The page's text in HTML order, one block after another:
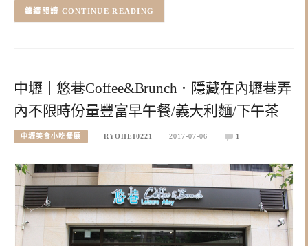
CONTINUE READING
中壢｜悠巷Coffee&Brunch．隱藏在內壢巷弄
內不限時份量豐富早午餐/義大利麵/下午茶
中壢美食小吃餐廳 RYOHEI0221 2017-07-06 1